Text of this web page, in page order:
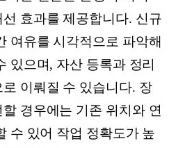
효과를 제공합니다. 신규
여유를 시각적으로 파악해
있으며, 자산 등록과 정리
이뤄질 수 있습니다. 장
경우에는 기존 위치와 연
수 있어 작업 정확도가 높